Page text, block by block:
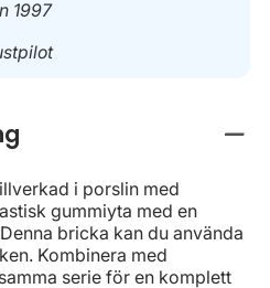
1997
i porslin med
gummiyta med en
bricka kan du använda
Kombinera med
serie för en komplett